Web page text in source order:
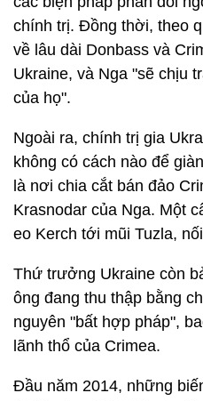
chính trị. Đồng thời, theo
về lâu dài Donbass và
Ukraine, và Nga "sẽ chịu
của họ".
Ngoài ra, chính trị gia
không có cách nào để
là nơi chia cắt bán đảo
Krasnodar của Nga. Một
eo Kerch tới mũi Tuzla,
Thứ trưởng Ukraine còn
ông đang thu thập bằng
nguyên "bất hợp pháp",
lãnh thổ của Crimea.
Đầu năm 2014, những